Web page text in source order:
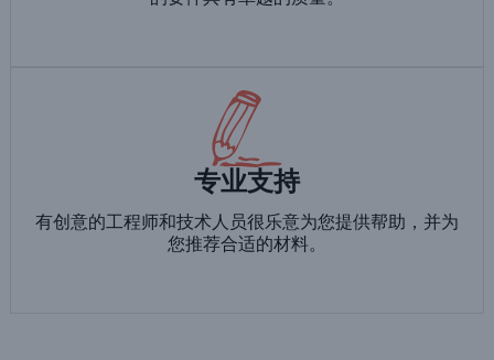
专业支持
有创意的工程师和技术人员很乐意为您提供帮助，并为
您推荐合适的材料。